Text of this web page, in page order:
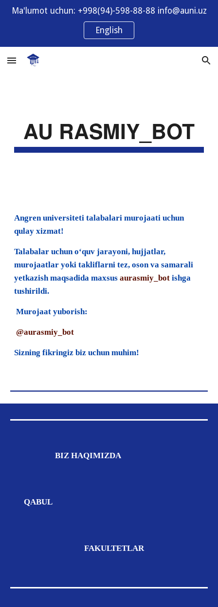
Ma'lumot uchun: +998(94)-598-88-88 info@auni.uz
English
AU RASMIY_BOT
Angren universiteti talabalari murojaati uchun
qulay xizmat!
Talabalar uchun o‘quv jarayoni, hujjatlar,
murojaatlar yoki takliflarni tez, oson va samarali
yetkazish maqsadida maxsusaurasmiy_bot ishga
tushirildi.
Murojaat yuborish:
@aurasmiy_bot
Sizning fikringiz biz uchun muhim!
BIZ HAQIMIZDA
QABUL
FAKULTETLAR